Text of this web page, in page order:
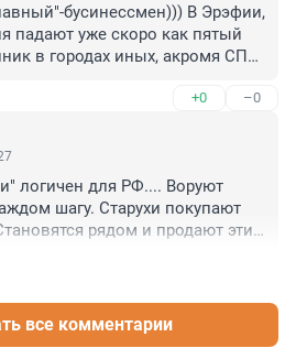
бусинессмен))) В Эрэфии,
падают уже скоро как пятый
в городах иных, акромя СПб
+0 –0
логичен для РФ.... Воруют
шагу. Старухи покупают
рядом и продают эти
все комментарии